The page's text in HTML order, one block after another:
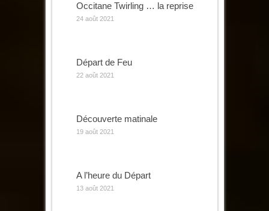
Occitane Twirling … la reprise
24 août 2021
Départ de Feu
22 août 2021
Découverte matinale
19 août 2021
A l’heure du Départ
13 août 2021